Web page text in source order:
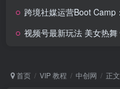
跨境社媒运营Boot Camp：系统规避
视频号最新玩法 美女热舞 快
首页 VIP 教程 中创网 正文